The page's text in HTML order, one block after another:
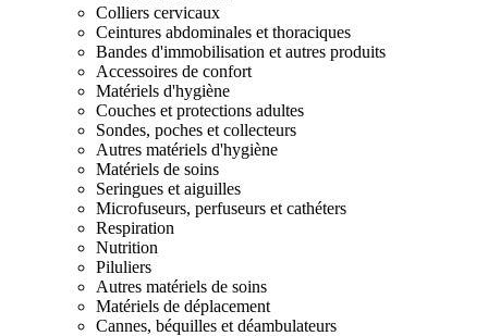
Colliers cervicaux
Ceintures abdominales et thoraciques
Bandes d'immobilisation et autres produits
Accessoires de confort
Matériels d'hygiène
Couches et protections adultes
Sondes, poches et collecteurs
Autres matériels d'hygiène
Matériels de soins
Seringues et aiguilles
Microfuseurs, perfuseurs et cathéters
Respiration
Nutrition
Piluliers
Autres matériels de soins
Matériels de déplacement
Cannes, béquilles et déambulateurs